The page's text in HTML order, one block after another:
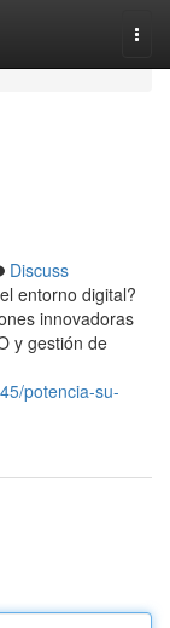
Discuss
entorno digital?
innovadoras
y gestión de
potencia-su-